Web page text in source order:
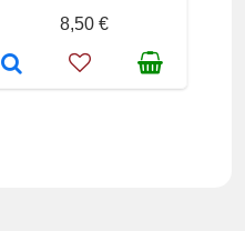
8,50 €